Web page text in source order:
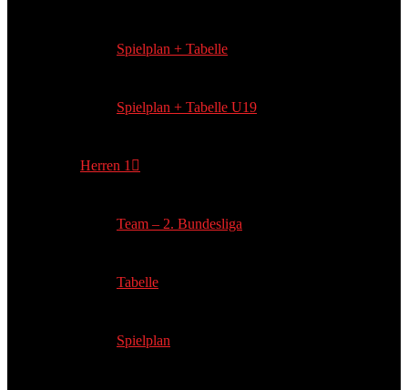
Spielplan + Tabelle
Spielplan + Tabelle U19
Herren 1
Team – 2. Bundesliga
Tabelle
Spielplan